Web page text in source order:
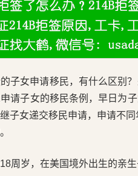
子女申请移民，有什么区别
请子女的移民条例，早日为
子女递交移民申请，申请不
周岁，在美国境外出生的亲